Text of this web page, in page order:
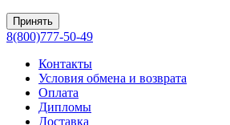
Принять
8(800)777-50-49
Контакты
Условия обмена и возврата
Оплата
Дипломы
Доставка